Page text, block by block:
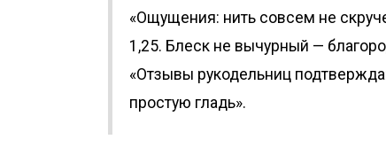
«Ощущения: нить совсем не
1,25. Блеск не вычурный —
«Отзывы рукодельниц
простую гладь».